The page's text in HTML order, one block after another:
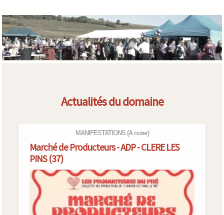
Actualités du domaine
MANIFESTATIONS (A noter)
Marché de Producteurs - ADP - CLERE LES
PINS (37)